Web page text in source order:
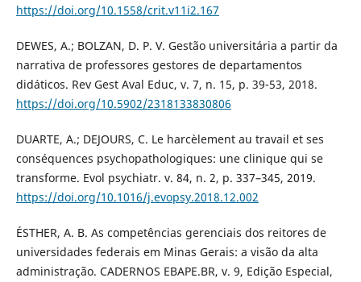
https://doi.org/10.1558/crit.v11i2.167
DEWES, A.; BOLZAN, D. P. V. Gestão universitária a partir da
narrativa de professores gestores de departamentos
didáticos. Rev Gest Aval Educ, v. 7, n. 15, p. 39-53, 2018.
https://doi.org/10.5902/2318133830806
DUARTE, A.; DEJOURS, C. Le harcèlement au travail et ses
conséquences psychopathologiques: une clinique qui se
transforme. Evol psychiatr. v. 84, n. 2, p. 337–345, 2019.
https://doi.org/10.1016/j.evopsy.2018.12.002
ÉSTHER, A. B. As competências gerenciais dos reitores de
universidades federais em Minas Gerais: a visão da alta
administração. CADERNOS EBAPE.BR, v. 9, Edição Especial,